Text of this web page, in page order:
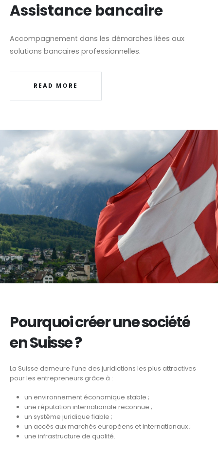
Assistance bancaire
Accompagnement dans les démarches liées aux
solutions bancaires professionnelles.
READ MORE
Pourquoi créer une société
en Suisse ?
La Suisse demeure l’une des juridictions les plus attractives
pour les entrepreneurs grâce à :
un environnement économique stable ;
une réputation internationale reconnue ;
un système juridique fiable ;
un accès aux marchés européens et internationaux ;
une infrastructure de qualité.